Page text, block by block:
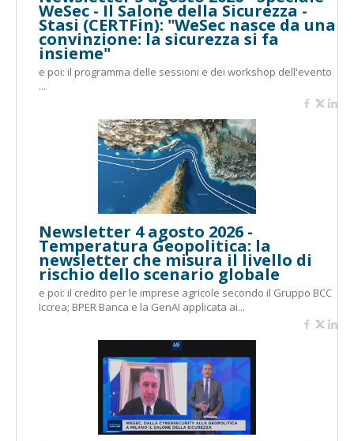
WeSec - Il Salone della Sicurezza -
Stasi (CERTFin): "WeSec nasce da una
convinzione: la sicurezza si fa
insieme"
e poi: il programma delle sessioni e dei workshop dell'evento
...
Newsletter 4 agosto 2026 -
Temperatura Geopolitica: la
newsletter che misura il livello di
rischio dello scenario globale
e poi: il credito per le imprese agricole secondo il Gruppo BCC
Iccrea; BPER Banca e la GenAI applicata ai...